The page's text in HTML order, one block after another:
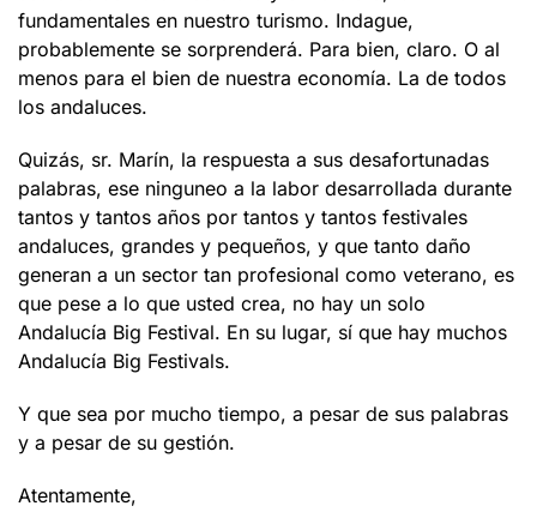
fundamentales en nuestro turismo. Indague,
probablemente se sorprenderá. Para bien, claro. O al
menos para el bien de nuestra economía. La de todos
los andaluces.
Quizás, sr. Marín, la respuesta a sus desafortunadas
palabras, ese ninguneo a la labor desarrollada durante
tantos y tantos años por tantos y tantos festivales
andaluces, grandes y pequeños, y que tanto daño
generan a un sector tan profesional como veterano, es
que pese a lo que usted crea, no hay un solo
Andalucía Big Festival. En su lugar, sí que hay muchos
Andalucía Big Festivals.
Y que sea por mucho tiempo, a pesar de sus palabras
y a pesar de su gestión.
Atentamente,